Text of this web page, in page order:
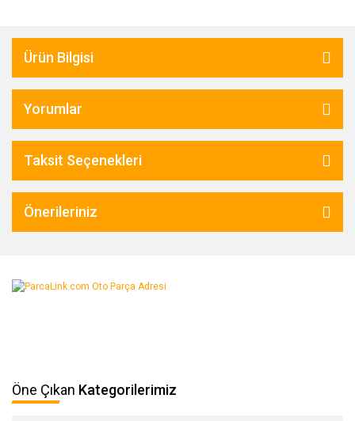
Ürün Bilgisi
Yorumlar
Taksit Seçenekleri
Önerileriniz
Öne Çıkan Kategorilerimiz